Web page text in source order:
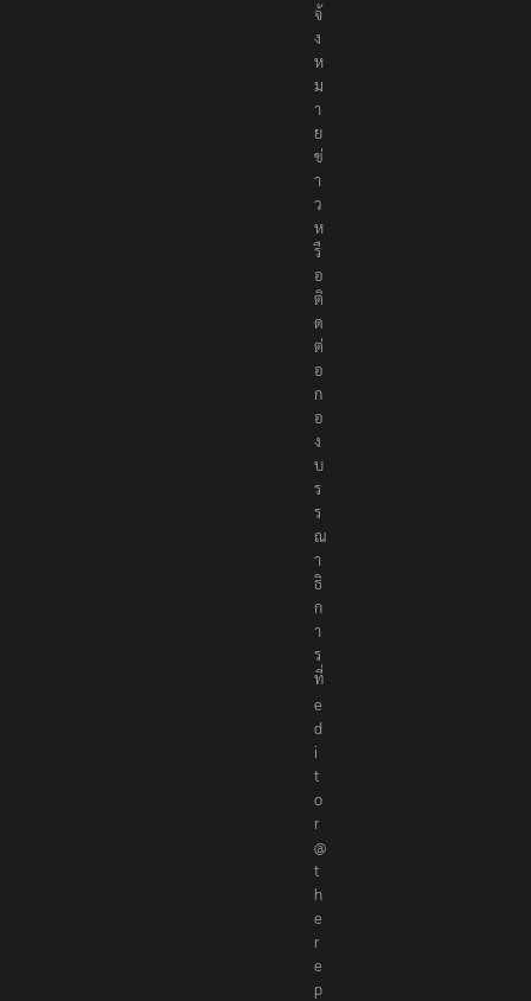
จ้
ง
ห
ม
า
ย
ข่
า
ว
ห
รื
อ
ติ
ด
ต่
อ
ก
อ
ง
บ
ร
ร
ณ
า
ธิ
ก
า
ร
ที่
e
d
i
t
o
r
@
t
h
e
r
e
p